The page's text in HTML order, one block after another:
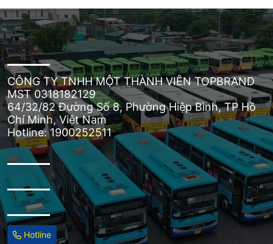
CÔNG TY TNHH MỘT THÀNH VIÊN TOPBRAND
MST 0318182129
64/32/82 Đường Số 8, Phường Hiệp Bình, TP Hồ
Chí Minh, Việt Nam
Hotline: 1900252511
Hotline